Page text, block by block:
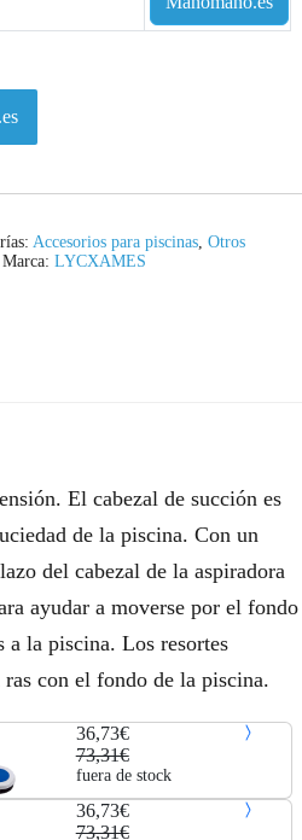
t
u
a
l
7
3
€
Accesorios para piscinas, Otros
Marca: LYCXAMES
El cabezal de succión es
de la piscina. Con un
del cabezal de la aspiradora
ayudar a moverse por el fondo
la piscina. Los resortes
con el fondo de la piscina.
36,73€
73,31€
fuera de stock
36,73€
73,31€